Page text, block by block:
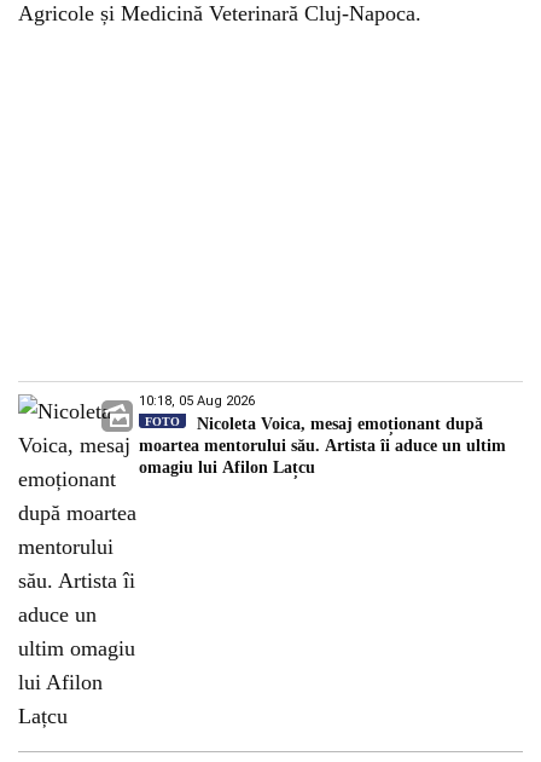
Agricole și Medicină Veterinară Cluj-Napoca.
10:18, 05 Aug 2026
FOTO
Nicoleta Voica, mesaj emoționant după
moartea mentorului său. Artista îi aduce un ultim
omagiu lui Afilon Lațcu